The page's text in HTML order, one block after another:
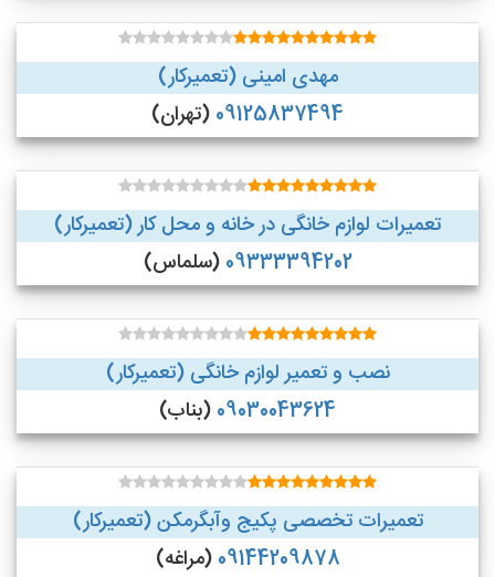
مهدی امینی (تعمیرکار)
09125837494(تهران)
تعمیرات لوازم خانگی در خانه و محل کار (تعمیرکار)
09333394202(سلماس)
نصب و تعمیر لوازم خانگی (تعمیرکار)
09030043624(بناب)
تعمیرات تخصصی پکیج وآبگرمکن (تعمیرکار)
09144209878(مراغه)